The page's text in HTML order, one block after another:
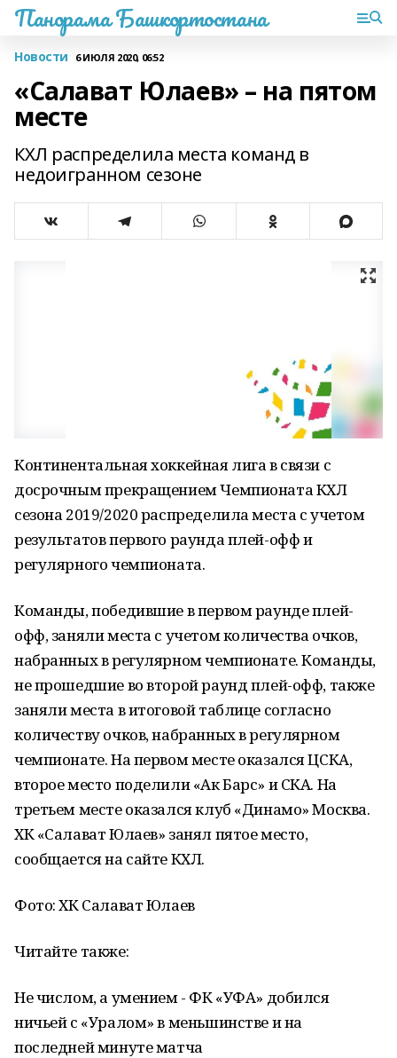
Панорама Башкортостана
Новости 6 ИЮЛЯ 2020, 06:52
«Салават Юлаев» – на пятом
месте
КХЛ распределила места команд в
недоигранном сезоне
Континентальная хоккейная лига в связи с
досрочным прекращением Чемпионата КХЛ
сезона 2019/2020 распределила места с учетом
результатов первого раунда плей-офф и
регулярного чемпионата.
Команды, победившие в первом раунде плей-
офф, заняли места с учетом количества очков,
набранных в регулярном чемпионате. Команды,
не прошедшие во второй раунд плей-офф, также
заняли места в итоговой таблице согласно
количеству очков, набранных в регулярном
чемпионате. На первом месте оказался ЦСКА,
второе место поделили «Ак Барс» и СКА. На
третьем месте оказался клуб «Динамо» Москва.
ХК «Салават Юлаев» занял пятое место,
сообщается на сайте КХЛ.
Фото: ХК Салават Юлаев
Читайте также:
Не числом, а умением - ФК «УФА» добился
ничьей с «Уралом» в меньшинстве и на
последней минуте матча